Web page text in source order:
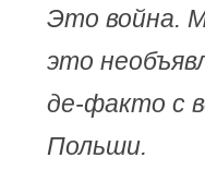
Это война.
это
де-факто с
Польши.